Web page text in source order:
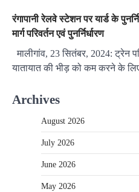
रंगापानी रेलवे स्टेशन पर यार्ड के
मार्ग परिवर्तन एवं पुनर्निर्धारण
मालीगांव, 23 सितंबर, 2024: ट्रेन
यातायात की भीड़ को कम करने के
Archives
August 2026
July 2026
June 2026
May 2026